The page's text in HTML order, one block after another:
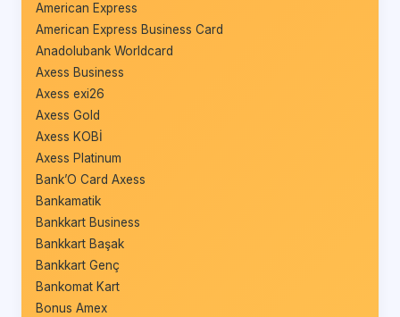
American Express
American Express Business Card
Anadolubank Worldcard
Axess Business
Axess exi26
Axess Gold
Axess KOBİ
Axess Platinum
Bank’O Card Axess
Bankamatik
Bankkart Business
Bankkart Başak
Bankkart Genç
Bankomat Kart
Bonus Amex